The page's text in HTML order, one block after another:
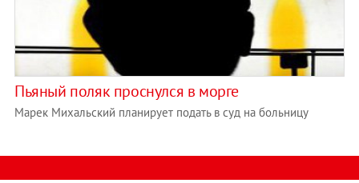
Пьяный поляк проснулся в морге
Марек Михальский планирует подать в суд на больницу